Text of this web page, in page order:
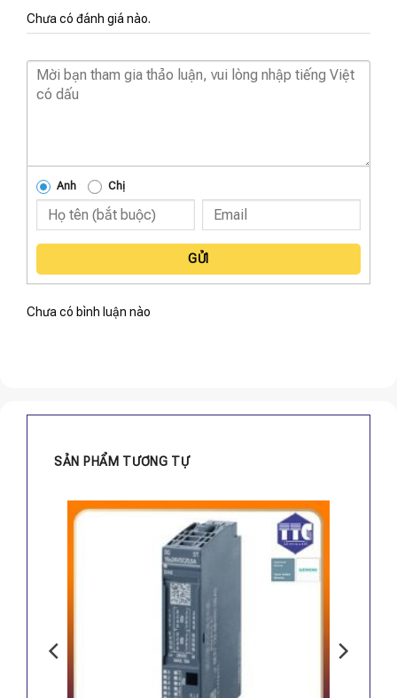
Chưa có đánh giá nào.
Anh Chị
GỬI
Chưa có bình luận nào
SẢN PHẨM TƯƠNG TỰ